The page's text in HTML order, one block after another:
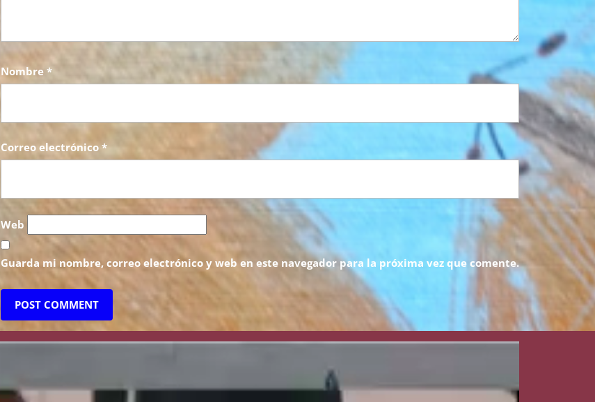
Nombre *
Correo electrónico*
Web
Guarda mi nombre, correo electrónico y web en este navegador para la próxima vez que comente.